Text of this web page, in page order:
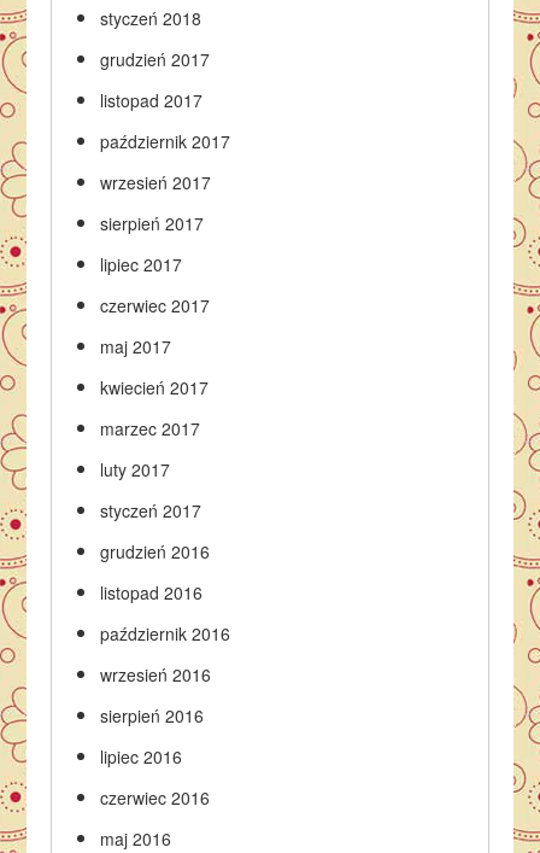
styczeń 2018
grudzień 2017
listopad 2017
październik 2017
wrzesień 2017
sierpień 2017
lipiec 2017
czerwiec 2017
maj 2017
kwiecień 2017
marzec 2017
luty 2017
styczeń 2017
grudzień 2016
listopad 2016
październik 2016
wrzesień 2016
sierpień 2016
lipiec 2016
czerwiec 2016
maj 2016